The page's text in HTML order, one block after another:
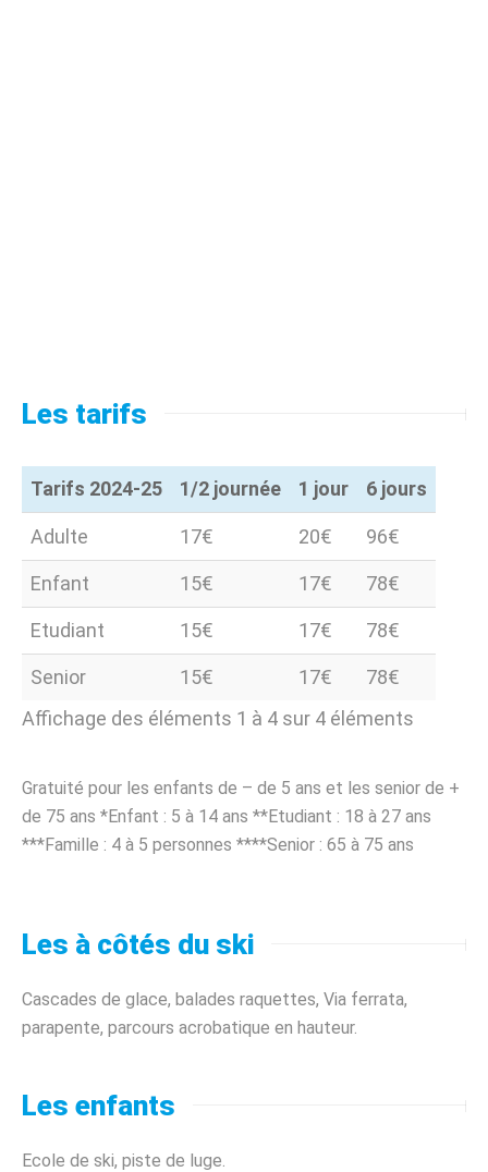
Les tarifs
Tarifs 2024-25 1/2 journée 1 jour
6 jours
Tarifs 2024-25
1/2 journée 1 jour 6 jours
Adulte 17€ 20€ 96€
Enfant 15€ 17€ 78€
Etudiant 15€ 17€ 78€
Senior 15€ 17€
78€
Affichage des éléments 1 à 4 sur 4 éléments
Gratuité pour les enfants de – de 5 ans et les senior de +
de 75 ans *Enfant : 5 à 14 ans **Etudiant : 18 à 27 ans
***Famille : 4 à 5 personnes ****Senior : 65 à 75 ans
Les à côtés du ski
Cascades de glace, balades raquettes, Via ferrata,
parapente, parcours acrobatique en hauteur.
Les enfants
Ecole de ski, piste de luge.